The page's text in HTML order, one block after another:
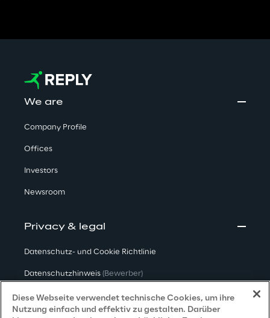
We are
Company Profile
Offices
Investors
Newsroom
Privacy & legal
Datenschutz- und Cookie Richtlinie
Datenschutzhinweis (Bewerber)
Datenschutzhinweis(Kunden)
Diese Webseite verwendet technische Cookies, um ihre
Nutzung einfach und effektiv zu gestalten. Darüber